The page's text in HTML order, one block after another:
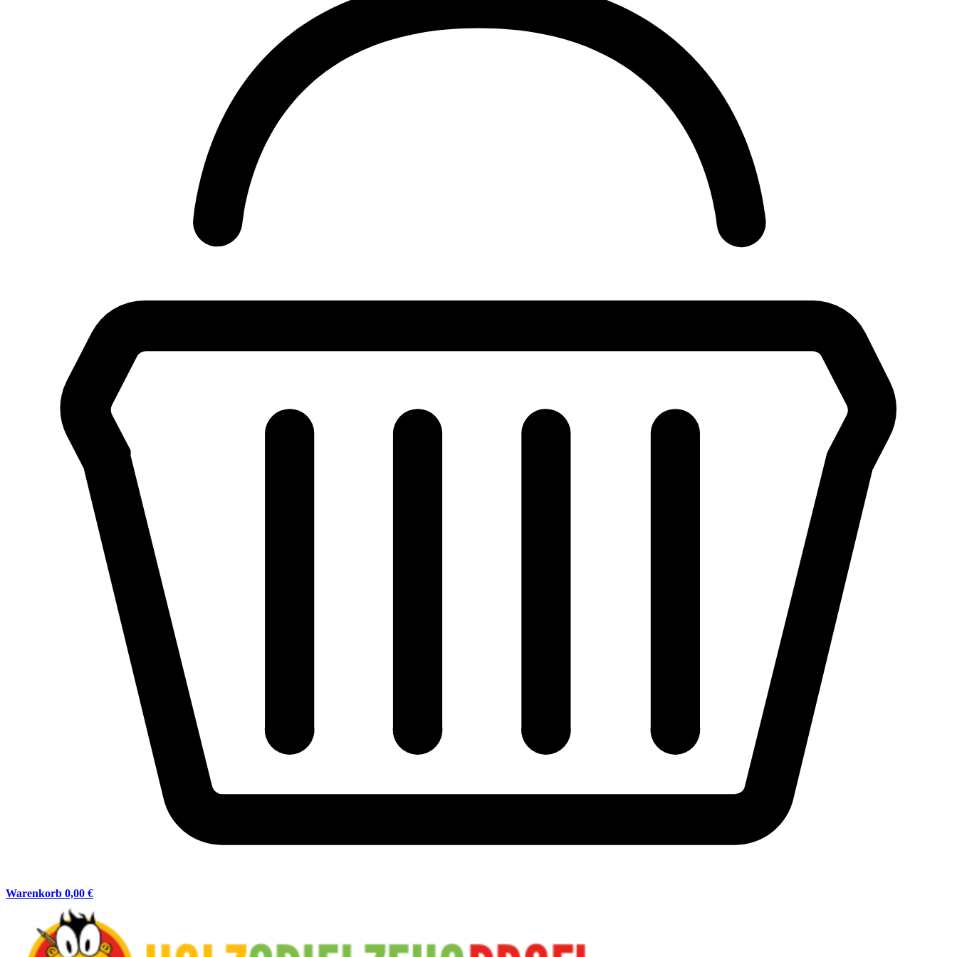
Warenkorb 0,00 €